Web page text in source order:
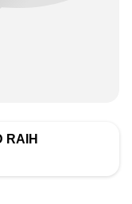
RAIH